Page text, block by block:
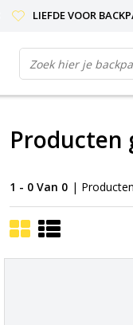
LIEFDE VOOR
Producten
1 - 0 Van 0 | Producten